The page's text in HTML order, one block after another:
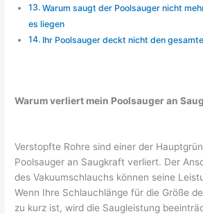
Warum saugt der Poolsauger nicht
es liegen
Ihr Poolsauger deckt nicht den
Warum verliert mein Poolsauger an
Verstopfte Rohre sind einer der
Poolsauger an Saugkraft verliert. Der
des Vakuumschlauchs können seine
Wenn Ihre Schlauchlänge für die Größe
zu kurz ist, wird die Saugleistung